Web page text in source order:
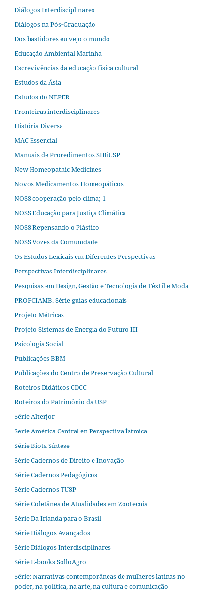
Diálogos Interdisciplinares
Diálogos na Pós‐Graduação
Dos bastidores eu vejo o mundo
Educação Ambiental Marinha
Escrevivências da educação física cultural
Estudos da Ásia​
Estudos do NEPER
Fronteiras interdisciplinares
História Diversa
MAC Essencial
Manuais de Procedimentos SIBiUSP
New Homeopathic Medicines
Novos Medicamentos Homeopáticos
NOSS cooperação pelo clima; 1
NOSS Educação para Justiça Climática
NOSS Repensando o Plástico
NOSS Vozes da Comunidade
Os Estudos Lexicais em Diferentes Perspectivas
Perspectivas Interdisciplinares
Pesquisas em Design, Gestão e Tecnologia de Têxtil e Moda
PROFCIAMB. Série guias educacionais
Projeto Métricas
Projeto Sistemas de Energia do Futuro III
Psicologia Social
Publicações BBM
Publicações do Centro de Preservação Cultural
Roteiros Didáticos CDCC
Roteiros do Patrimônio da USP
Série Alterjor
Serie América Central en Perspectiva Ístmica
Série Biota Síntese
Série Cadernos de Direito e Inovação
Série Cadernos Pedagógicos
Série Cadernos TUSP
Série Coletânea de Atualidades em Zootecnia
Série Da Irlanda para o Brasil
Série Diálogos Avançados
Série Diálogos Interdisciplinares
Série E-books SolloAgro
Série: Narrativas contemporâneas de mulheres latinas no
poder, na política, na arte, na cultura e comunicação